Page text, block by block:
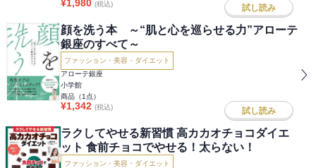
¥1,980 (税込) 試し読み
顔を洗う本 ～“肌と心を巡らせる力”アローテ
銀座のすべて～
ファッション・美容・ダイエット
アローテ銀座
小学館
商品（1 点）
¥1,342 (税込) 試し読み
ラクしてやせる新習慣 高カカオチョコダイエ
ット 食前チョコでやせる！太らない！
ファッション・美容・ダイエット